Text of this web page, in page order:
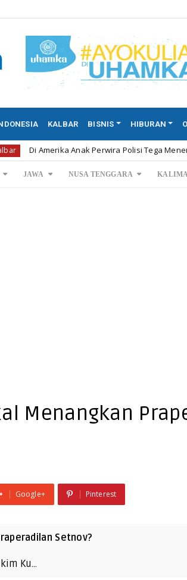
KALBAR BISNIS HIBURAN
Anak Perwira Polisi Tega Menembak Mati
JAWA NUSA TENGGARA
Menangkan
Google+ Pinterest
Setnov?
Ku…